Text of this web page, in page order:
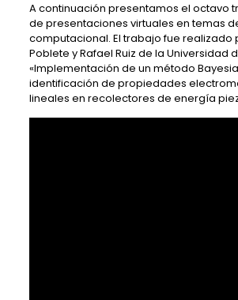
A continuación presentamos el octavo
de presentaciones virtuales en temas
computacional. El trabajo fue realizado
Poblete y Rafael Ruiz de la Universidad
«Implementación de un método
identificación de propiedades
lineales en recolectores de energía